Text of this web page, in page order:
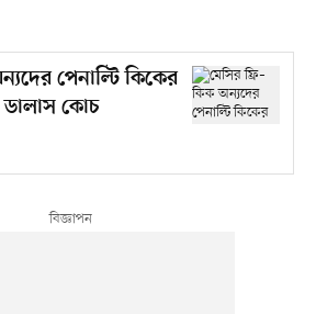
পেনাল্টি কিকের
কোচ